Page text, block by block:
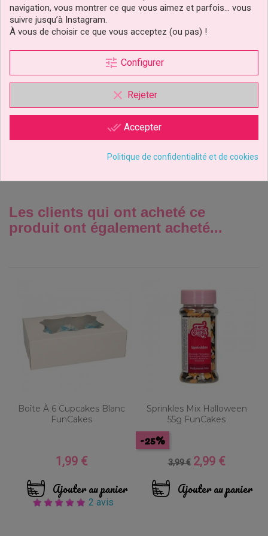
Cake Topper Pat'patrouille
Les clients qui ont acheté ce
produit ont également acheté...
Boîte À 6 Cupcakes Blanc
FunCakes
Prix
1,99 €
Ajouter au panier
2 avis
Sprinkles Mix Halloween
55g FunCakes
Prix
base
3,99 €
-25%
Prix
2,99 €
Ajouter au panier
navigation, vous montrer ce que vous aimez et parfois… vous
suivre jusqu’à Instagram.
À vous de choisir ce que vous acceptez (ou pas) !
tune Configurer
clear Rejeter
done_all Accepter
Politique de confidentialité et de cookies